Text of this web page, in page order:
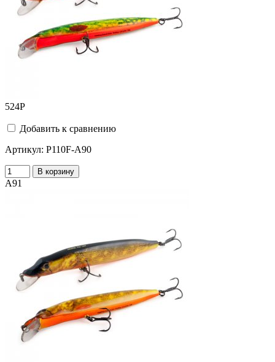
524Р
Добавить к сравнению
Артикул: P110F-A90
В корзину
A91